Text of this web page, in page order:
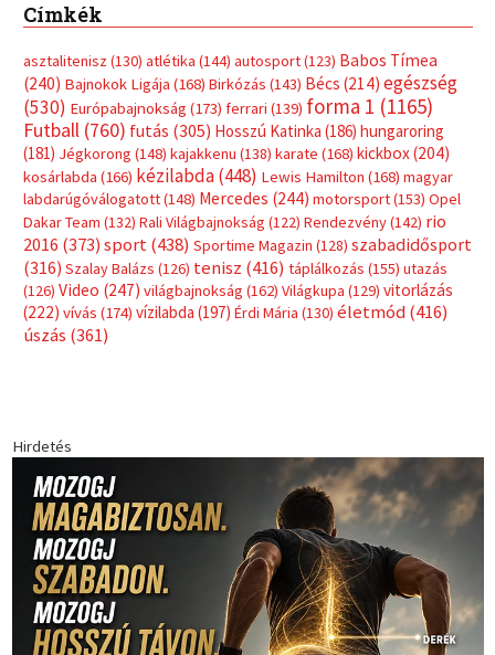
Címkék
asztalitenisz (130) atlétika (144) autosport(123) Babos Tímea
(240) Bajnokok Ligája (168) Birkózás (143) Bécs (214) egészség
(530) Európabajnokság (173) ferrari (139) forma 1 (1165)
Futball (760) futás (305) Hosszú Katinka (186) hungaroring
(181) Jégkorong (148) kajakkenu (138) karate (168) kickbox(204)
kosárlabda (166) kézilabda(448) Lewis Hamilton (168) magyar
labdarúgóválogatott(148) Mercedes (244) motorsport(153) Opel
Dakar Team (132) Rali Világbajnokság (122) Rendezvény(142) rio
2016 (373) sport(438) Sportime Magazin (128) szabadidősport
(316) Szalay Balázs (126) tenisz (416) táplálkozás (155) utazás
(126) Video (247) világbajnokság (162) Világkupa (129) vitorlázás
(222) vívás (174) vízilabda (197) Érdi Mária (130) életmód(416)
úszás (361)
Hirdetés